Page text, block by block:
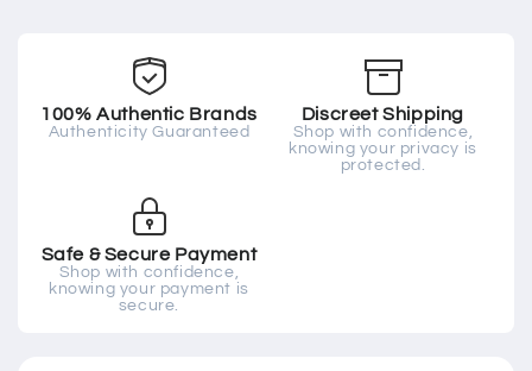
100% Authentic Brands
Authenticity Guaranteed
Discreet Shipping
Shop with confidence,
knowing your privacy is
protected.
Safe & Secure Payment
Shop with confidence,
knowing your payment is
secure.